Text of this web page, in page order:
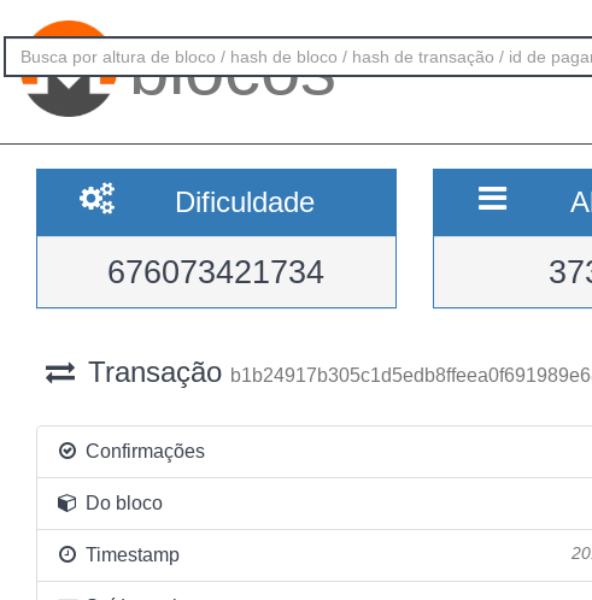
blocos
Dificuldade
676073421734
Transação
Confirmações
Do bloco
Timestamp